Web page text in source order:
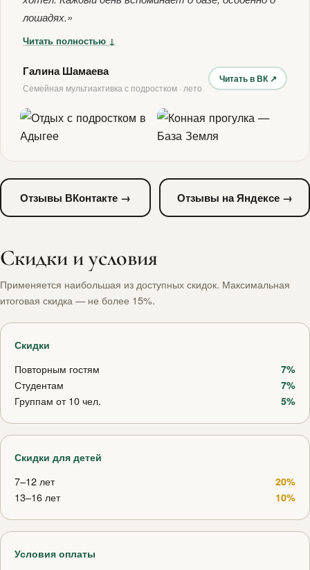
лошадях.»
Читать полностью ↓
Галина Шамаева
Семейная мультиактивка с подростком · лето
Читать в ВК ↗
Отзывы ВКонтакте → Отзывы на Яндексе →
Скидки и условия
Применяется наибольшая из доступных скидок. Максимальная
итоговая скидка — не более 15%.
Скидки
Повторным гостям
7%
Студентам
7%
Группам от 10 чел.
5%
Скидки для детей
7–12 лет
20%
13–16 лет
10%
Условия оплаты